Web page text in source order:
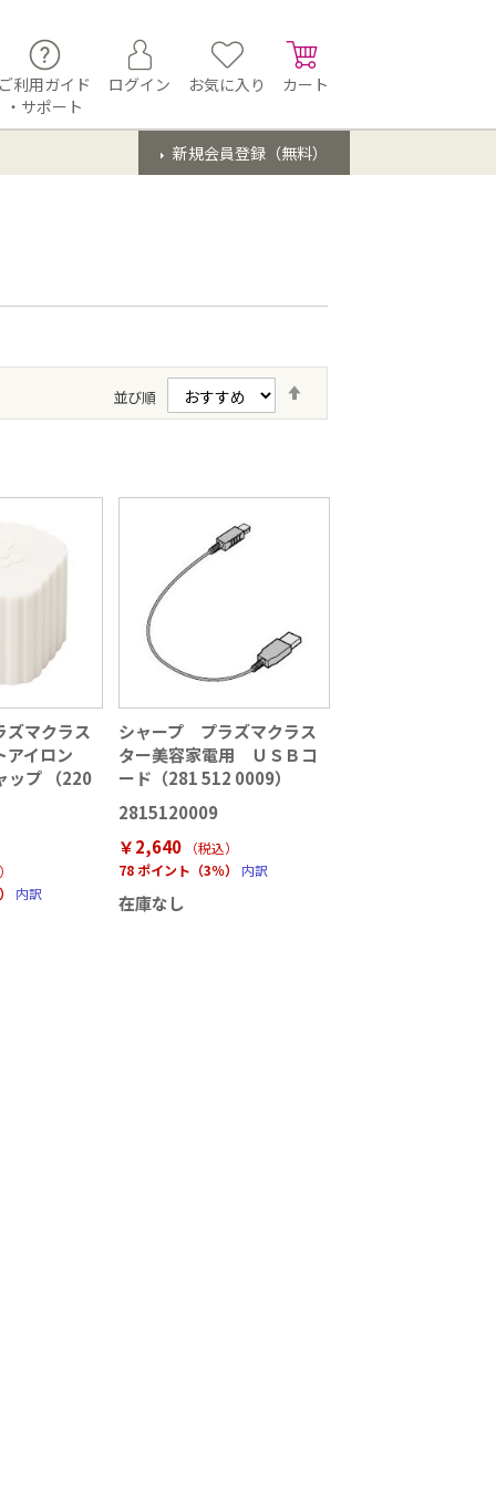
利用ガイド
・サポート
ログイン お気に入り カート
新規会員登録（無料）
並び順
マクラス
アイロン
プ （220
内訳
シャープ プラズマクラス
ター美容家電用 ＵＳＢコ
ード（281 512 0009）
2815120009
￥2,640
（税込）
78 ポイント（3％）
内訳
在庫なし